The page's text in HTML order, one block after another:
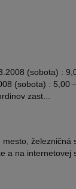
(sobota) :
(sobota) : 5,00
zast...
železničná
a na internetovej